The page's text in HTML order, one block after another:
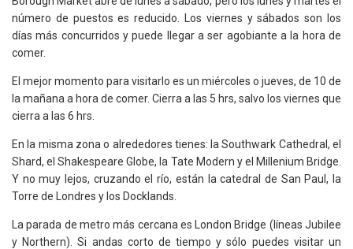
número de puestos es reducido. Los viernes y sábados son los
días más concurridos y puede llegar a ser agobiante a la hora de
comer.
El mejor momento para visitarlo es un miércoles o jueves, de 10 de
la mañana a hora de comer. Cierra a las 5 hrs, salvo los viernes que
cierra a las 6 hrs.
En la misma zona o alrededores tienes: la Southwark Cathedral, el
Shard, el Shakespeare Globe, la Tate Modern y el Millenium Bridge.
Y no muy lejos, cruzando el río, están la catedral de San Paul, la
Torre de Londres y los Docklands.
La parada de metro más cercana es London Bridge (líneas Jubilee
y Northern). Si andas corto de tiempo y sólo puedes visitar un